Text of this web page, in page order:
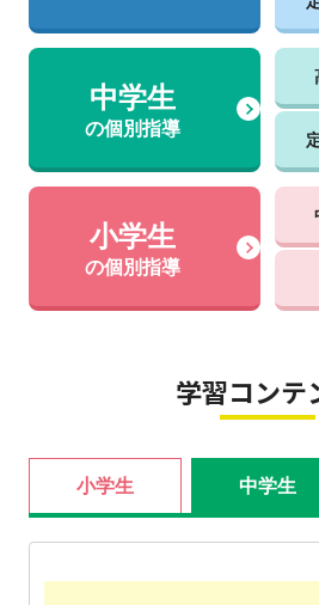
中学生
の個別指導
小学生
の個別指導
学習コンテ
小学生 中学生